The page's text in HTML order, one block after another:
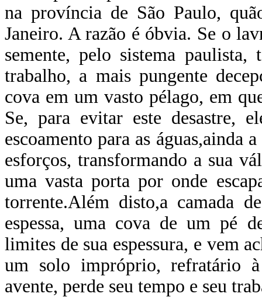
na província de São Paulo,
Janeiro. A razão é óbvia. Se o
semente, pelo sistema
trabalho, a mais pungente
cova em um vasto pélago, em
Se, para evitar este desastre,
escoamento para as águas,ainda
esforços, transformando a sua
uma vasta porta por onde
torrente.Além disto,a camada
espessa, uma cova de um pé
limites de sua espessura, e vem
um solo impróprio, refratário
avente, perde seu tempo e seu